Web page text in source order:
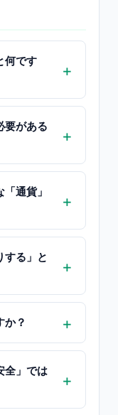
何です
要がある
通貨」
する」と
か？
全」では